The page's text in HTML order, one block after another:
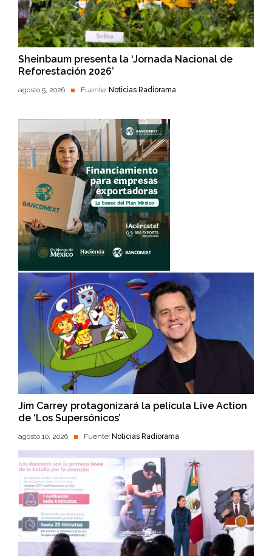
Sheinbaum presenta la ‘Jornada Nacional de
Reforestación 2026’
agosto 5, 2026 Fuente: Noticias Radiorama
Jim Carrey protagonizará la película Live Action
de ‘Los Supersónicos’
agosto 10, 2026 Fuente: Noticias Radiorama